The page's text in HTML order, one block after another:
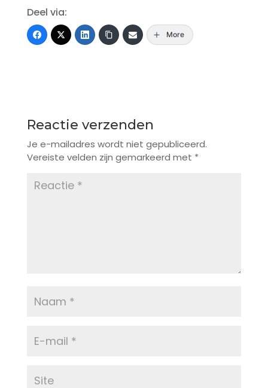
Deel via:
More
Reactie verzenden
Je e-mailadres wordt niet gepubliceerd.
Vereiste velden zijn gemarkeerd met *